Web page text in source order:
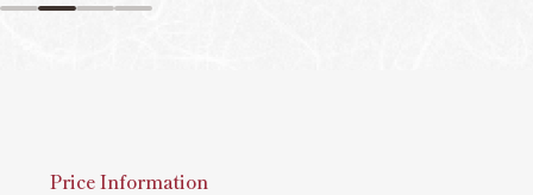
Price Information